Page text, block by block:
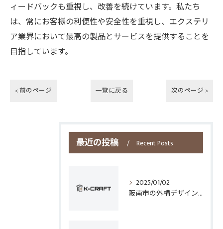
ィードバックも重視し、改善を続けています。私たち
は、常にお客様の利便性や安全性を重視し、エクステリ
ア業界において最高の製品とサービスを提供することを
目指しています。
< 前のページ 一覧に戻る 次のページ >
最近の投稿 Recent Posts
2025/01/02
阪南市の外構デザインとフェンス選びのポイント